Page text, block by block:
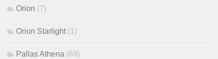
Orion (7)
Orion Starlight(1)
Pallas Athena (69)